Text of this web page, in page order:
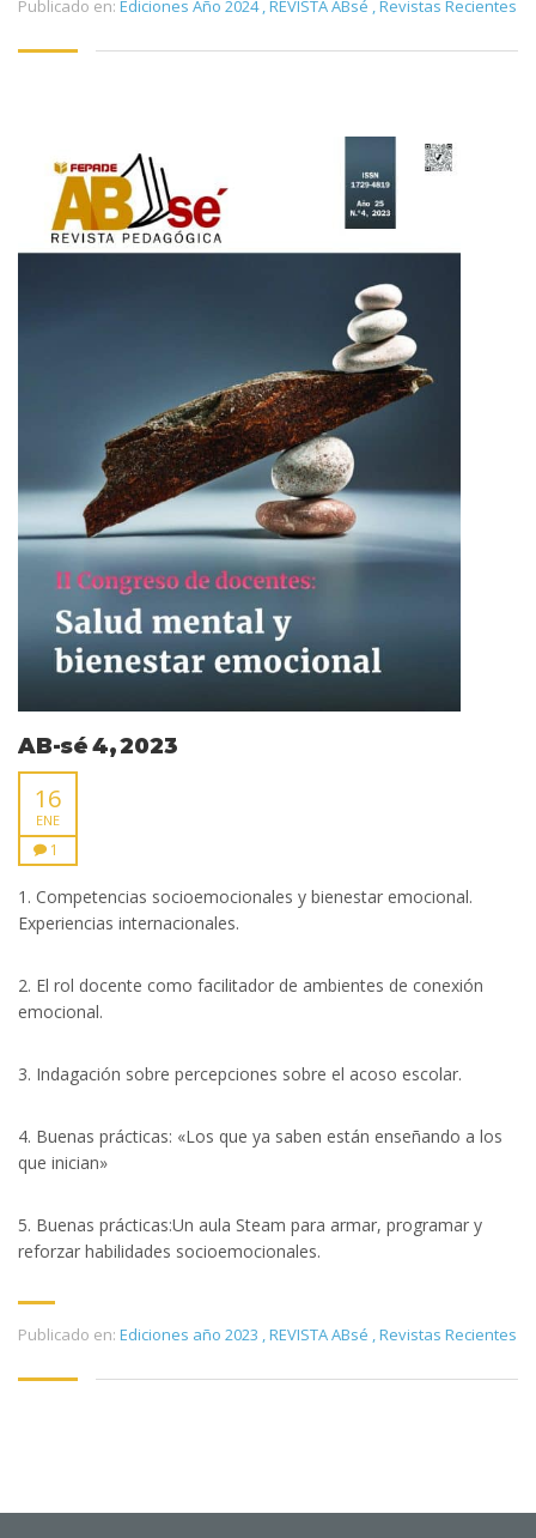
Publicado en: Ediciones Año 2024 ,REVISTA ABsé ,Revistas Recientes
AB-sé 4, 2023
16
ENE
1
1. Competencias socioemocionales y bienestar emocional.
Experiencias internacionales.
2. El rol docente como facilitador de ambientes de conexión
emocional.
3. Indagación sobre percepciones sobre el acoso escolar.
4. Buenas prácticas: «Los que ya saben están enseñando a los
que inician»
5. Buenas prácticas:Un aula Steam para armar, programar y
reforzar habilidades socioemocionales.
Publicado en: Ediciones año 2023 ,REVISTA ABsé ,Revistas Recientes